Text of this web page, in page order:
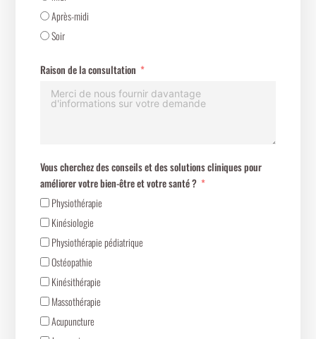
Après-midi
Soir
Raison de la consultation
Vous cherchez des conseils et des solutions cliniques pour
améliorer votre bien-être et votre santé ?
Physiothérapie
Kinésiologie
Physiothérapie pédiatrique
Ostéopathie
Kinésithérapie
Massothérapie
Acupuncture